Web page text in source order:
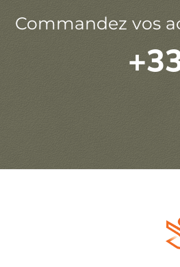
Commandez vos